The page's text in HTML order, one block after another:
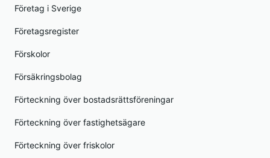
Företag i Sverige
Företagsregister
Förskolor
Försäkringsbolag
Förteckning över bostadsrättsföreningar
Förteckning över fastighetsägare
Förteckning över friskolor